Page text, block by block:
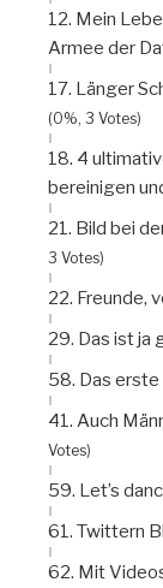
12. Mein
Armee der
17. Länger
(0%, 3 Votes)
18. 4
bereinigen
21. Bild bei
3 Votes)
22. Freunde,
29. Das ist ja
58. Das
41. Auch
Votes)
59. Let’s
61. Twittern
62. Mit